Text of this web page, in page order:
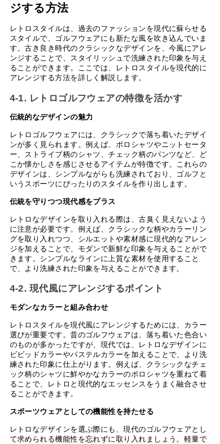
ジする方法
レトロスタイルは、過去のファッションを現代に蘇らせる
スタイルで、ゴルフウェアにも新たな風を吹き込んでいま
す。古き良き時代のクラシックなデザインを、今風にアレ
ンジすることで、スタイリッシュで洗練された印象を与え
ることができます。ここでは、レトロスタイルを現代的に
アレンジする方法を詳しく解説します。
4-1. レトロゴルフウェアの特徴を活かす
伝統的なデザインの魅力
レトロゴルフウェアには、クラシックで落ち着いたデザイ
ンが多く見られます。例えば、ポロシャツやニットセータ
ー、ストライプ柄のシャツ、チェック柄のパンツなど、ど
こか懐かしさを感じさせるアイテムが特徴です。これらの
デザインは、シンプルながらも洗練されており、ゴルフと
いうスポーツにぴったりのスタイルを作り出します。
伝統を守りつつ現代感をプラス
レトロなデザインを取り入れる際は、古臭く見えないよう
に注意が必要です。例えば、クラシックな柄やカラーリン
グを取り入れつつ、シルエットや素材感に現代的なアレン
ジを加えることで、モダンで新鮮な印象を与えることがで
きます。シンプルなラインに上質な素材を使用すること
で、より洗練された印象を与えることができます。
4-2. 現代風にアレンジするポイント
モダンなカラーと組み合わせ
レトロスタイルを現代風にアレンジするためには、カラー
選びが重要です。昔のゴルフウェアは、落ち着いた色合い
のものが多かったですが、現代では、レトロなデザインに
ビビッドカラーやパステルカラーを加えることで、より洗
練された印象に仕上がります。例えば、クラシックなチェ
ック柄のシャツに鮮やかなカラーのポロシャツを重ねて着
ることで、レトロと現代的なエッセンスをうまく融合させ
ることができます。
スポーツウェアとしての機能性を持たせる
レトロなデザインを選ぶ際にも、現代のゴルフウェアとし
て求められる機能性を忘れずに取り入れましょう。軽量で